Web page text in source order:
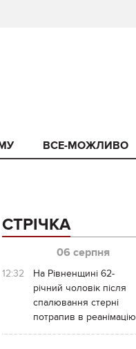
ВСЕ-МОЖЛИВО
СТРІЧКА
06 серпня
12:32
На Рівненщині 62-
річний чоловік після
спалювання стерні
потрапив в реанімацію